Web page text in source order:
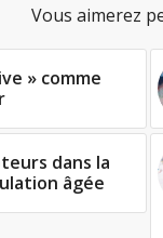
Vous aimerez
» comme
dans la
âgée